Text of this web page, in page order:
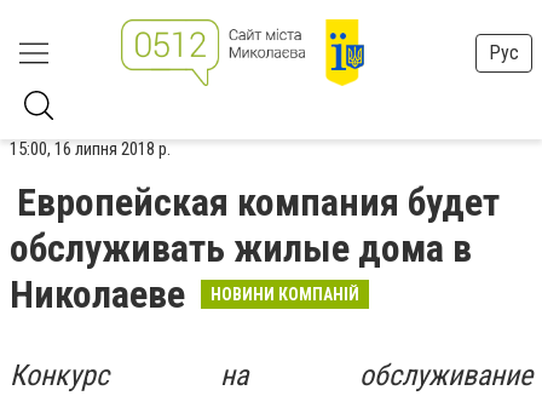
Рус
15:00, 16 липня 2018 р.
Европейская компания будет
обслуживать жилые дома в
Николаеве
НОВИНИ КОМПАНІЙ
Конкурс на обслуживание